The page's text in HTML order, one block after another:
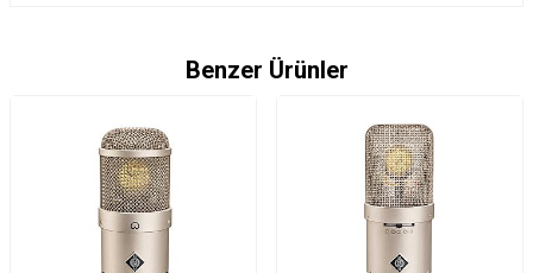
Benzer Ürünler